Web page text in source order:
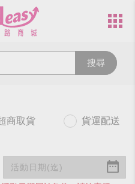
搜尋
商取貨 貨運配送